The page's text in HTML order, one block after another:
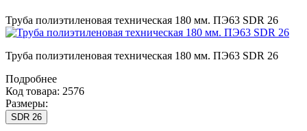
Труба полиэтиленовая техническая 180 мм. ПЭ63 SDR 26
Труба полиэтиленовая техническая 180 мм. ПЭ63 SDR 26
Подробнее
Код товара: 2576
Размеры:
SDR 26